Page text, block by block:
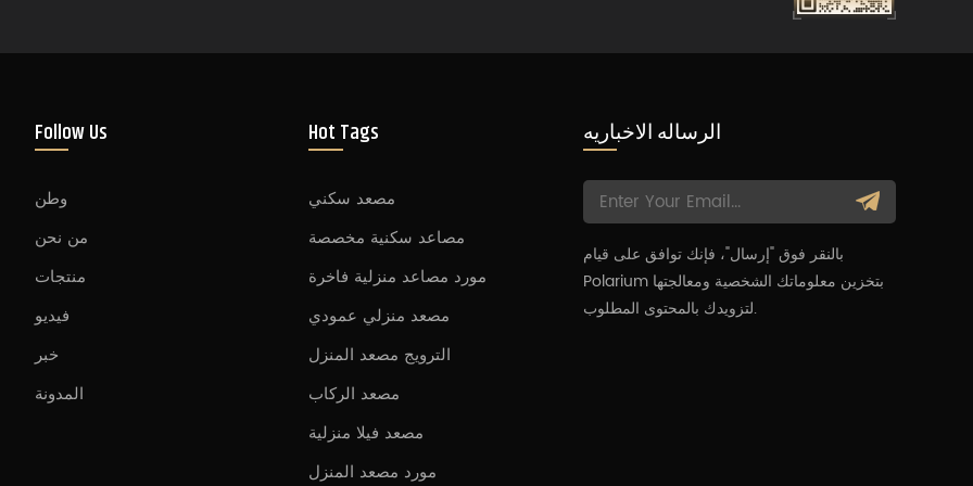
Follow Us
وطن
من نحن
منتجات
فيديو
خبر
المدونة
Hot Tags
مصعد سكني
مصاعد سكنية مخصصة
مورد مصاعد منزلية فاخرة
مصعد منزلي عمودي
الترويج مصعد المنزل
مصعد الركاب
مصعد فيلا منزلية
مورد مصعد المنزل
الرساله الاخباريه
بالنقر فوق "إرسال"، فإنك توافق على قيام
Polarium بتخزين معلوماتك الشخصية ومعالجتها
لتزويدك بالمحتوى المطلوب.